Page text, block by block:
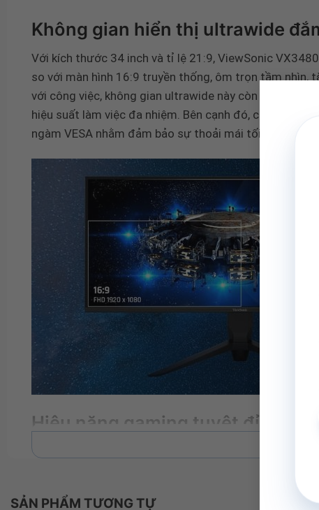
Không gian hiển thị ultrawide
Với kích thước 34 inch và tỉ lệ 21:9, ViewSonic
so với màn hình 16:9 truyền thống, ôm trọn tầm
với công việc, không gian ultrawide này còn cho phép
hiệu suất làm việc đa nhiệm. Bên cạnh đó, chân đế
ngàm VESA nhằm đảm bảo sự thoải mái tối đa khi sử
Hiệu năng gaming tuyệt đỉnh
ViewSonic VX3480-2K-PRO có độ phân giải UWQHD
để card đồ họa xử lý. Tần số quét 165Hz siêu tốc
game FPS và đua xe, đều mượt mà, giảm thiểu hiện
SẢN PHẨM TƯƠNG TỰ